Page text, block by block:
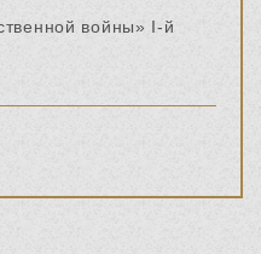
войны» I-й